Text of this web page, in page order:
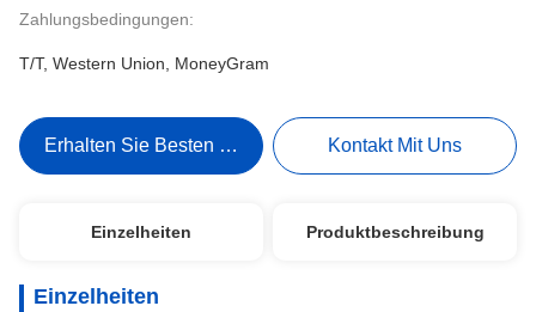
Zahlungsbedingungen:
T/T, Western Union, MoneyGram
Erhalten Sie Besten Preis Kontakt Mit Uns
Einzelheiten Produktbeschreibung
Einzelheiten